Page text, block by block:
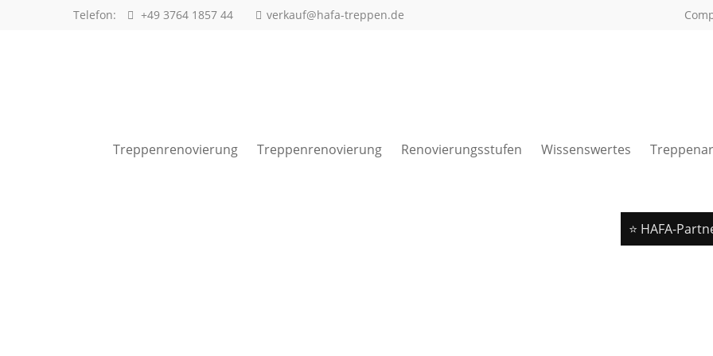
Passwort
Telefon: +49 3764 1857 44 verkauf@hafa-treppen.de
Treppenrenovierung Treppenrenovierung Renovierungsstufen Wissenswertes
⭐ HAFA-